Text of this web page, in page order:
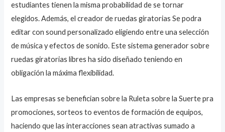
estudiantes tienen la misma probabilidad de se tornar
elegidos. Además, el creador de ruedas giratorias Se podra
editar con sound personalizado eligiendo entre una selección
de música y efectos de sonido. Este sistema generador sobre
ruedas giratorias libres ha sido diseñado teniendo en
obligación la máxima flexibilidad.
Las empresas se benefician sobre la Ruleta sobre la Suerte pra
promociones, sorteos to eventos de formación de equipos,
haciendo que las interacciones sean atractivas sumado a